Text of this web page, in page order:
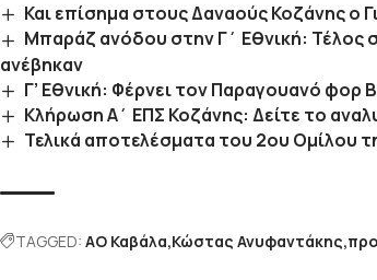
Και επίσημα στους Δαναούς Κοζάνης ο
Μπαράζ ανόδου στην Γ΄ Εθνική:
ανέβηκαν
Γ’ Εθνική: Φέρνει τον Παραγουανό φορ
Κλήρωση Α΄ ΕΠΣ Κοζάνης: Δείτε το
Τελικά αποτελέσματα του 2ου Ομίλου
TAGGED: ΑΟ Καβάλα Κώστας Ανυφαντάκης